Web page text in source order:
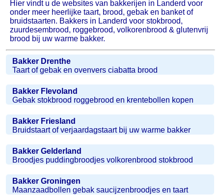
Hier vindt u de websites van bakkerijen in Landerd voor
onder meer heerlijke taart, brood, gebak en banket of
bruidstaarten. Bakkers in Landerd voor stokbrood,
zuurdesembrood, roggebrood, volkorenbrood & glutenvrij
brood bij uw warme bakker.
Bakker Drenthe
Taart of gebak en ovenvers ciabatta brood
Bakker Flevoland
Gebak stokbrood roggebrood en krentebollen kopen
Bakker Friesland
Bruidstaart of verjaardagstaart bij uw warme bakker
Bakker Gelderland
Broodjes puddingbroodjes volkorenbrood stokbrood
Bakker Groningen
Maanzaadbollen gebak saucijzenbroodjes en taart